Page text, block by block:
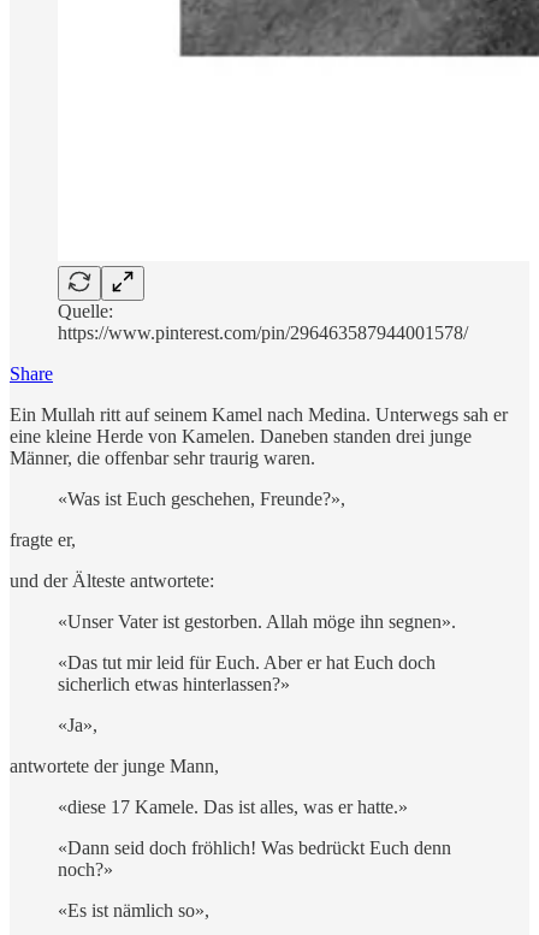
Quelle:
https://www.pinterest.com/pin/296463587944001578/
Share
Ein Mullah ritt auf seinem Kamel nach Medina. Unterwegs sah er
eine kleine Herde von Kamelen. Daneben standen drei junge
Männer, die offenbar sehr traurig waren.
«Was ist Euch geschehen, Freunde?»,
fragte er,
und der Älteste antwortete:
«Unser Vater ist gestorben. Allah möge ihn segnen».
«Das tut mir leid für Euch. Aber er hat Euch doch
sicherlich etwas hinterlassen?»
«Ja»,
antwortete der junge Mann,
«diese 17 Kamele. Das ist alles, was er hatte.»
«Dann seid doch fröhlich! Was bedrückt Euch denn
noch?»
«Es ist nämlich so»,